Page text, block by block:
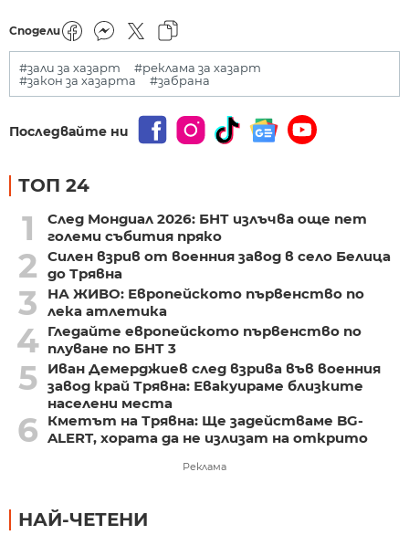
Сподели
#зали за хазарт
#реклама за хазарт
#закон за хазарта
#забрана
Последвайте ни
ТОП 24
1
След Мондиал 2026: БНТ излъчва още пет
големи събития пряко
2
Силен взрив от военния завод в село Белица
до Трявна
3
НА ЖИВО: Европейското първенство по
лека атлетика
4 Гледайте европейското първенство по
плуване по БНТ 3
5
Иван Демерджиев след взрива във военния
завод край Трявна: Евакуираме близките
населени места
6
Кметът на Трявна: Ще задействаме BG-
ALERT, хората да не излизат на открито
Реклама
НАЙ-ЧЕТЕНИ